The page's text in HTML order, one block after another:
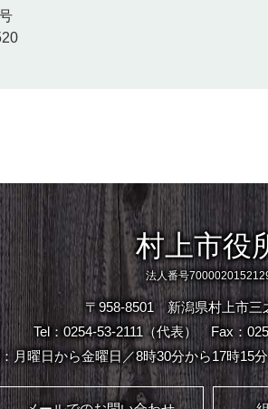
村上市役
法人番号
〒958-8501 新潟県村上市三
Tel：0254-53-2111（代表）
Fax：
月曜日から金曜日／8時30分から17時15